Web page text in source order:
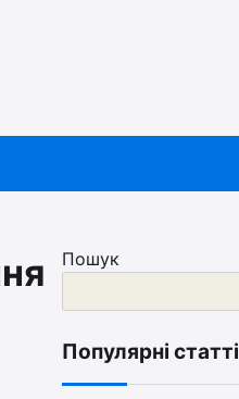
Пошук
Популярні статті